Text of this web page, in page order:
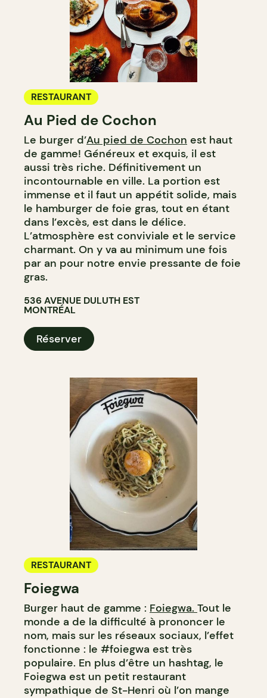
RESTAURANT
Au Pied de Cochon
Le burger d’Au pied de Cochon est haut
de gamme! Généreux et exquis, il est
aussi très riche. Définitivement un
incontournable en ville. La portion est
immense et il faut un appétit solide, mais
le hamburger de foie gras, tout en étant
dans l’excès, est dans le délice.
L’atmosphère est conviviale et le service
charmant. On y va au minimum une fois
par an pour notre envie pressante de foie
gras.
536 AVENUE DULUTH EST
MONTRÉAL
Réserver
RESTAURANT
Foiegwa
Burger haut de gamme : Foiegwa. Tout le
monde a de la difficulté à prononcer le
nom, mais sur les réseaux sociaux, l’effet
fonctionne : le #foiegwa est très
populaire. En plus d’être un hashtag, le
Foiegwa est un petit restaurant
sympathique de St-Henri où l’on mange